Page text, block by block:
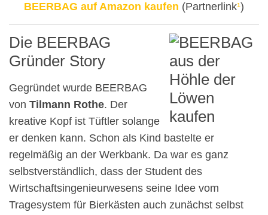
BEERBAG auf Amazon kaufen (Partnerlink¹)
Die BEERBAG
Gründer Story
Gegründet wurde BEERBAG
von Tilmann Rothe. Der
kreative Kopf ist Tüftler solange
er denken kann. Schon als Kind bastelte er
regelmäßig an der Werkbank. Da war es ganz
selbstverständlich, dass der Student des
Wirtschaftsingenieurwesens seine Idee vom
Tragesystem für Bierkästen auch zunächst selbst